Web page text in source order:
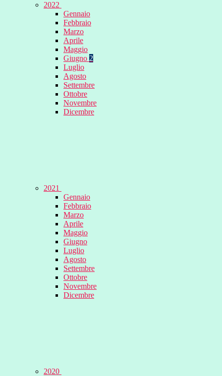
2022
Gennaio
Febbraio
Marzo
Aprile
Maggio
Giugno 2
Luglio
Agosto
Settembre
Ottobre
Novembre
Dicembre
2021
Gennaio
Febbraio
Marzo
Aprile
Maggio
Giugno
Luglio
Agosto
Settembre
Ottobre
Novembre
Dicembre
2020